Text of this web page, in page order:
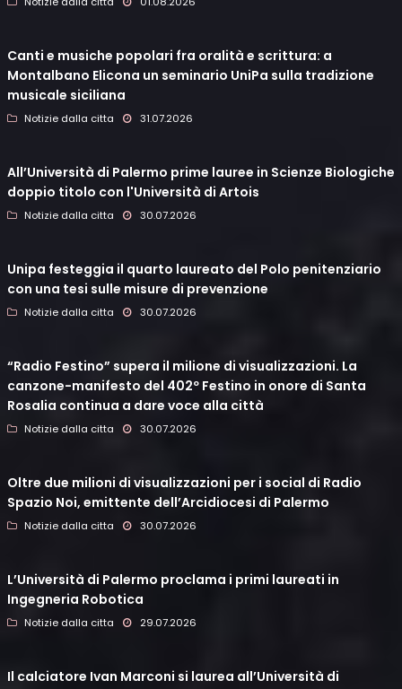
Canti e musiche popolari fra oralità e scrittura: a
Montalbano Elicona un seminario UniPa sulla tradizione
musicale siciliana
Notizie dalla citta 31.07.2026
All’Università di Palermo prime lauree in Scienze Biologiche
doppio titolo con l'Università di Artois
Notizie dalla citta 30.07.2026
Unipa festeggia il quarto laureato del Polo penitenziario
con una tesi sulle misure di prevenzione
Notizie dalla citta 30.07.2026
“Radio Festino” supera il milione di visualizzazioni. La
canzone-manifesto del 402º Festino in onore di Santa
Rosalia continua a dare voce alla città
Notizie dalla citta 30.07.2026
Oltre due milioni di visualizzazioni per i social di Radio
Spazio Noi, emittente dell’Arcidiocesi di Palermo
Notizie dalla citta 30.07.2026
L’Università di Palermo proclama i primi laureati in
Ingegneria Robotica
Notizie dalla citta 29.07.2026
Il calciatore Ivan Marconi si laurea all’Università di